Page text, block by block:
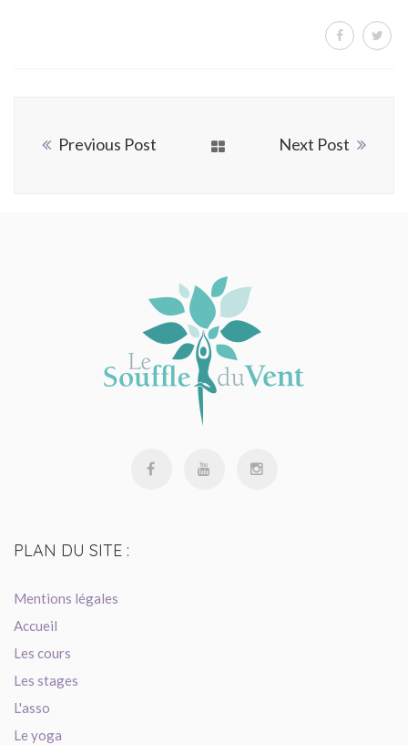
Previous Post Next Post
PLAN DU SITE :
Mentions légales
Accueil
Les cours
Les stages
L'asso
Le yoga